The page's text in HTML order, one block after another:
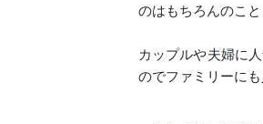
のはもちろんのこと
カップルや夫婦に
のでファミリーに